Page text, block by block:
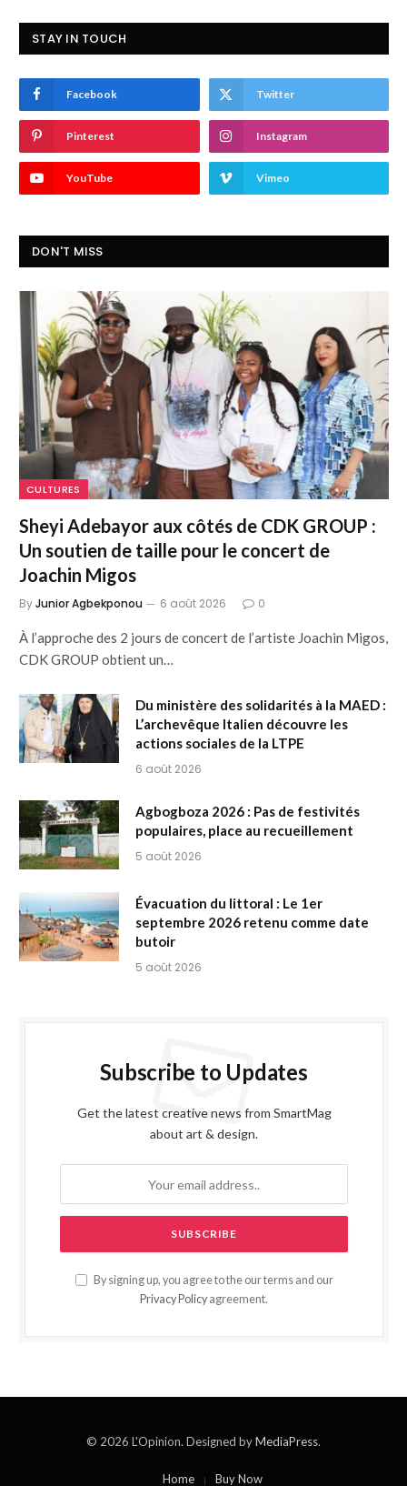
STAY IN TOUCH
Facebook Twitter
Pinterest Instagram
YouTube Vimeo
DON'T MISS
CULTURES
Sheyi Adebayor aux côtés de CDK GROUP :
Un soutien de taille pour le concert de
Joachin Migos
ByJunior Agbekponou 6 août 2026 0
À l’approche des 2 jours de concert de l’artiste Joachin Migos,
CDK GROUP obtient un…
Du ministère des solidarités à la MAED :
L’archevêque Italien découvre les
actions sociales de la LTPE
6 août 2026
Agbogboza 2026 : Pas de festivités
populaires, place au recueillement
5 août 2026
Évacuation du littoral : Le 1er
septembre 2026 retenu comme date
butoir
5 août 2026
Subscribe to Updates
Get the latest creative news from SmartMag
about art & design.
By signing up, you agree to the our terms and our
Privacy Policy agreement.
© 2026 L'Opinion. Designed byMediaPress.
Home Buy Now